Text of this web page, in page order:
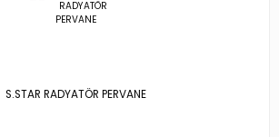
S.STAR RADYATÖR PERVANE